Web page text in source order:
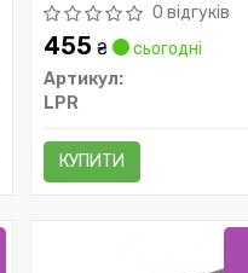
0 відгуків
455₴
сьогодні
Артикул:
LPR
КУПИТИ